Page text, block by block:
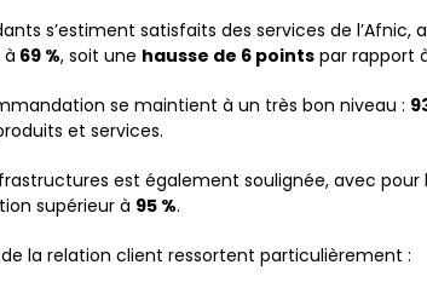
s’estiment satisfaits des services de
à 69 %, soit une hausse de 6 points par rapport
se maintient à un très bon niveau :
et services.
est également soulignée, avec
supérieur à 95 %.
la relation client ressortent particulièrement :